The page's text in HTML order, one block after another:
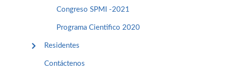
Congreso SPMI -2021
Programa Cientifico 2020
Residentes
Contáctenos